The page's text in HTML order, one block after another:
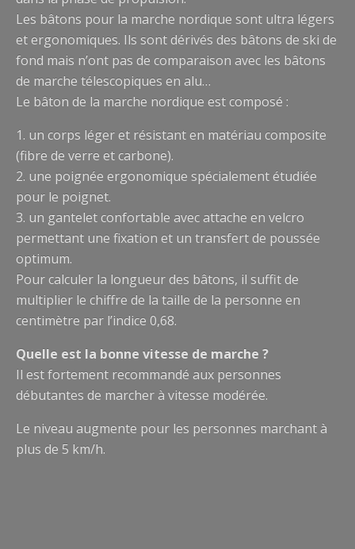
Les bâtons pour la marche nordique sont ultra légers
et ergonomiques. Ils sont dérivés des bâtons de ski de
fond mais n’ont pas de comparaison avec les bâtons
de marche télescopiques en alu…
Le bâton de la marche nordique est composé :
1. un corps léger et résistant en matériau composite
(fibre de verre et carbone).
2. une poignée ergonomique spécialement étudiée
pour le poignet.
3. un gantelet confortable avec attache en velcro
permettant une fixation et un transfert de poussée
optimum.
Pour calculer la longueur des bâtons, il suffit de
multiplier le chiffre de la taille de la personne en
centimètre par l’indice 0,68.
Quelle est la bonne vitesse de marche ?
Il est fortement recommandé aux personnes
débutantes de marcher à vitesse modérée.
Le niveau augmente pour les personnes marchant à
plus de 5 km/h.